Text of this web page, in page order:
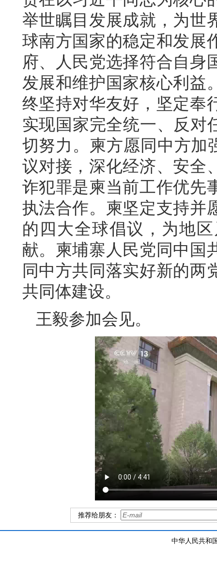
举世瞩目发展成就，为世
球南方国家的稳定和发展
府、人民党选择符合自身
发展和维护国家核心利益
终坚持对华友好，坚定奉
实现国家完全统一、反对
切努力。柬方愿同中方加
议对接，深化经济、安全
诈犯罪是柬当前工作优先
执法合作。柬坚定支持并
的四大全球倡议，为地
献。柬埔寨人民党同中国
同中方共同落实好新的两
共同体建设。
王毅参加会见。
推荐给朋友：
中华人民共和